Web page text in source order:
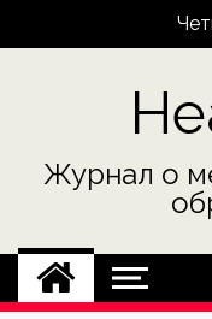
Журнал о